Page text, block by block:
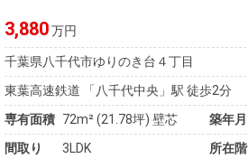
3,880万円
千葉県八千代市ゆりのき台４丁目
東葉高速鉄道 「八千代中央」駅 徒歩2分
専有面積 72m²(21.78坪) 壁芯 築年月
間取り
3LDK 所在階